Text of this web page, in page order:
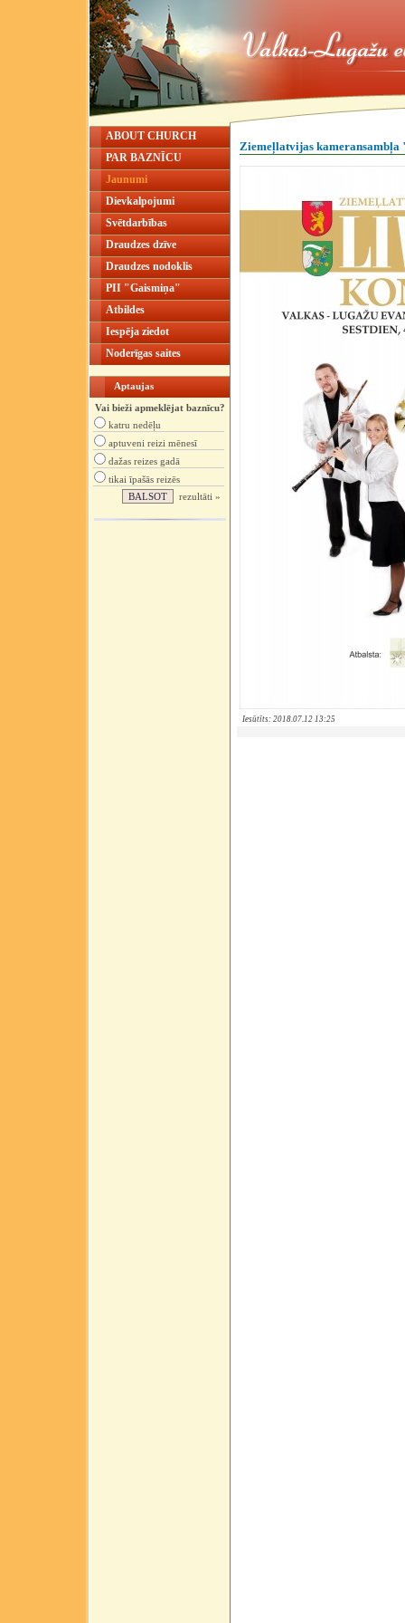
ABOUT CHURCH
PAR BAZNĪCU
Jaunumi
Dievkalpojumi
Svētdarbības
Draudzes dzīve
Draudzes nodoklis
PII "Gaismiņa"
Atbildes
Iespēja ziedot
Noderīgas saites
Aptaujas
Vai bieži apmeklējat baznīcu?
katru nedēļu
aptuveni reizi mēnesī
dažas reizes gadā
tikai īpašās reizēs
rezultāti »
Ziemeļlatvijas
Iesūtīts: 2018.07.12 13:25